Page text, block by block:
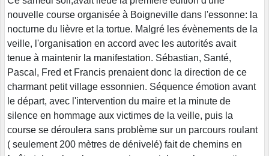
nouvelle course organisée à Boigneville dans l'essonne: la
nocturne du lièvre et la tortue. Malgré les évènements de la
veille, l'organisation en accord avec les autorités avait
tenue à maintenir la manifestation. Sébastian, Santé,
Pascal, Fred et Francis prenaient donc la direction de ce
charmant petit village essonnien. Séquence émotion avant
le départ, avec l'intervention du maire et la minute de
silence en hommage aux victimes de la veille, puis la
course se déroulera sans problème sur un parcours roulant
( seulement 200 mètres de dénivelé) fait de chemins en